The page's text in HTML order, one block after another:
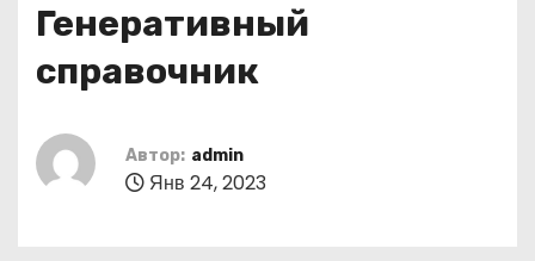
Генеративный
справочник
Автор: admin
Янв 24, 2023